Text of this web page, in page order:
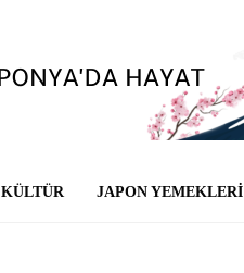
KÜLTÜR JAPON YEMEKLERI